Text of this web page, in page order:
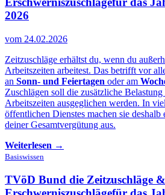
2026
vom 24.02.2026
Zeitzuschläge erhältst du, wenn du
Arbeitszeiten arbeitest. Das betrifft vor
an Sonn- und Feiertagen oder am
Zuschlägen soll die zusätzliche
Arbeitszeiten ausgeglichen werden. In
öffentlichen Dienstes machen sie deshalb
deiner Gesamtvergütung aus.
Weiterlesen →
Basiswissen
TVöD Bund die Zeitzuschläge &